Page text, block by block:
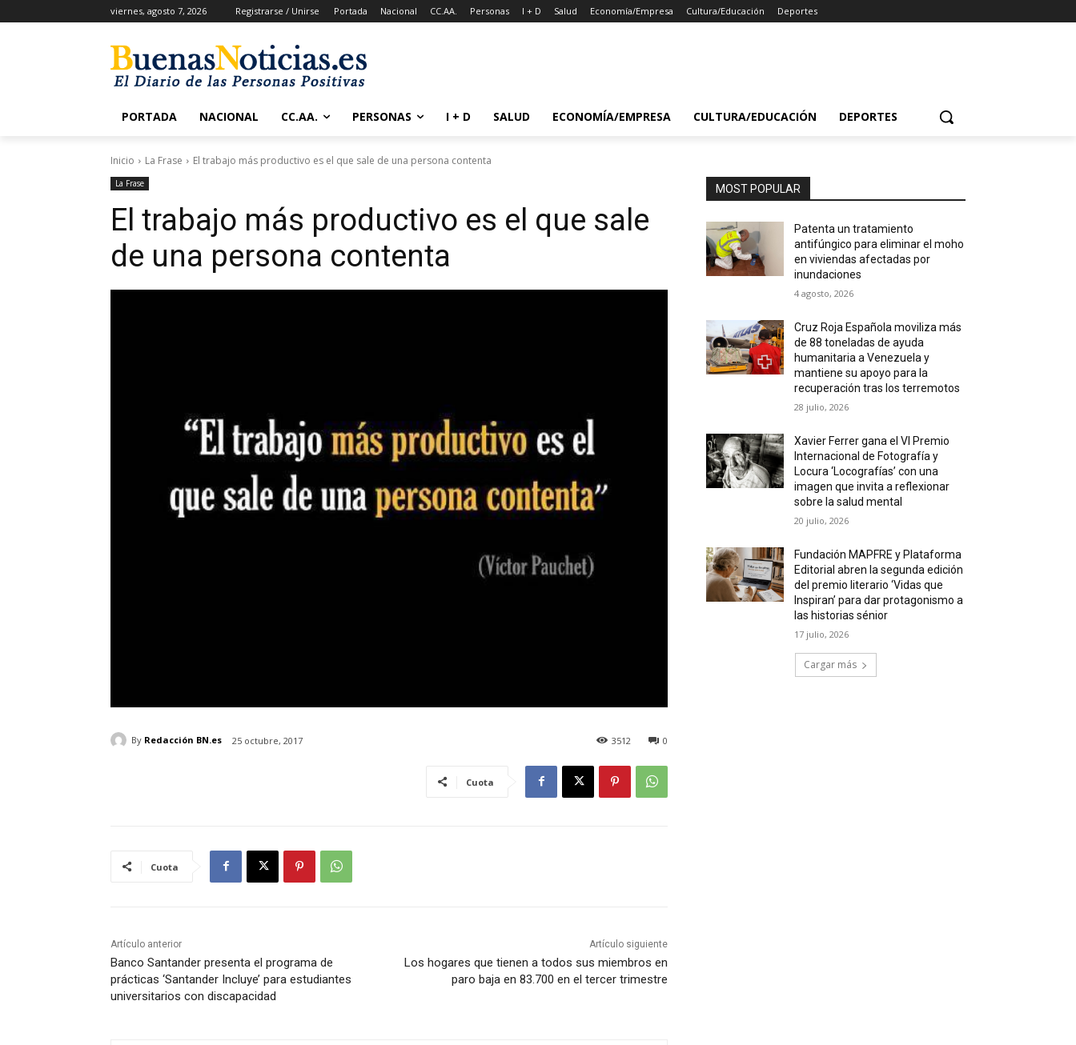
viernes, agosto 7, 2026 Registrarse / Unirse Portada Nacional CC.AA. Personas I + D Salud Economía/Empresa Cultura/Educación Deportes
PORTADA NACIONAL CC.AA. PERSONAS I + D SALUD ECONOMÍA/EMPRESA CULTURA/EDUCACIÓN DEPORTES
Inicio La Frase El trabajo más productivo es el que sale de una persona contenta
La Frase
El trabajo más productivo es el que sale
de una persona contenta
By Redacción BN.es 25 octubre, 2017 0
3512
Cuota
Cuota
Artículo anterior
Banco Santander presenta el programa de
prácticas ‘Santander Incluye’ para estudiantes
universitarios con discapacidad
Artículo siguiente
Los hogares que tienen a todos sus miembros en
paro baja en 83.700 en el tercer trimestre
MOST POPULAR
Patenta un tratamiento
antifúngico para eliminar el moho
en viviendas afectadas por
inundaciones
4 agosto, 2026
Cruz Roja Española moviliza más
de 88 toneladas de ayuda
humanitaria a Venezuela y
mantiene su apoyo para la
recuperación tras los terremotos
28 julio, 2026
Xavier Ferrer gana el VI Premio
Internacional de Fotografía y
Locura ‘Locografías’ con una
imagen que invita a reflexionar
sobre la salud mental
20 julio, 2026
Fundación MAPFRE y Plataforma
Editorial abren la segunda edición
del premio literario ‘Vidas que
Inspiran’ para dar protagonismo a
las historias sénior
17 julio, 2026
Cargar más